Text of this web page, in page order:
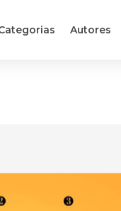
Autores